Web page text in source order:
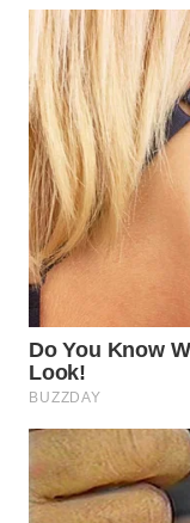
TENGAH
WN DELI
SERDANG
WN
TEBING
TINGGI
WN
KARAWANG
WN
BEKASI